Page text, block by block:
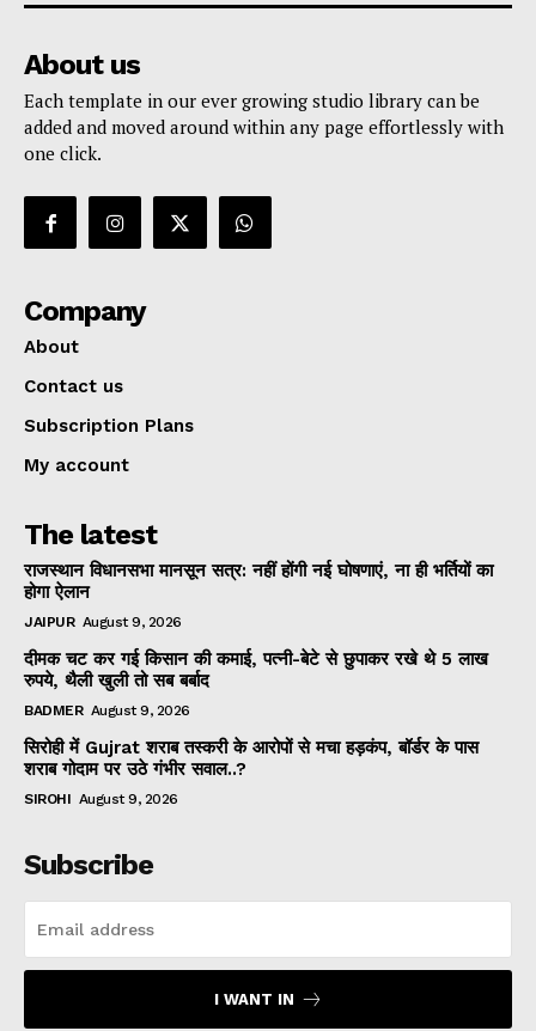
About us
Each template in our ever growing studio library can be
added and moved around within any page effortlessly with
one click.
Company
About
Contact us
Subscription Plans
My account
The latest
राजस्थान विधानसभा मानसून सत्र: नहीं होंगी नई घोषणाएं, ना ही भर्तियों का
होगा ऐलान
JAIPUR August 9, 2026
दीमक चट कर गई किसान की कमाई, पत्नी-बेटे से छुपाकर रखे थे 5 लाख
रुपये, थैली खुली तो सब बर्बाद
BADMER August 9, 2026
सिरोही में Gujrat शराब तस्करी के आरोपों से मचा हड़कंप, बॉर्डर के पास
शराब गोदाम पर उठे गंभीर सवाल..?
SIROHI August 9, 2026
Subscribe
I WANT IN